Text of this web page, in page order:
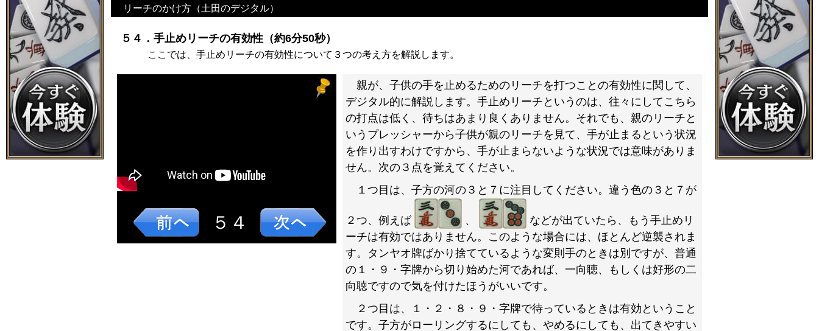
リーチのかけ方（土田のデジタル）
５４．手止めリーチの有効性（約6分50秒）
ここでは、手止めリーチの有効性について３つの考え方を解説します。
５４
親が、子供の手を止めるためのリーチを打つことの有効性に関して、
デジタル的に解説します。手止めリーチというのは、往々にしてこちら
の打点は低く、待ちはあまり良くありません。それでも、親のリーチと
いうプレッシャーから子供が親のリーチを見て、手が止まるという状況
を作り出すわけですから、手が止まらないような状況では意味がありま
せん。次の３点を覚えてください。
１つ目は、子方の河の３と７に注目してください。違う色の３と７が
２つ、例えば 、
などが出ていたら、もう手止めリ
ーチは有効ではありません。このような場合には、ほとんど逆襲されま
す。タンヤオ牌ばかり捨てているような変則手のときは別ですが、普通
の１・９・字牌から切り始めた河であれば、一向聴、もしくは好形の二
向聴ですので気を付けたほうがいいです。
２つ目は、１・２・８・９・字牌で待っているときは有効ということ
です。子方がローリングするにしても、やめるにしても、出てきやすい